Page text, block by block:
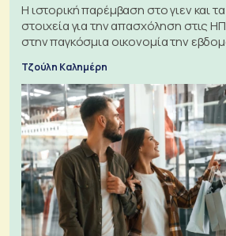
Η ιστορική παρέμβαση στο γιεν και
στοιχεία για την απασχόληση στις
στην παγκόσμια οικονομία την
Τζούλη Καλημέρη